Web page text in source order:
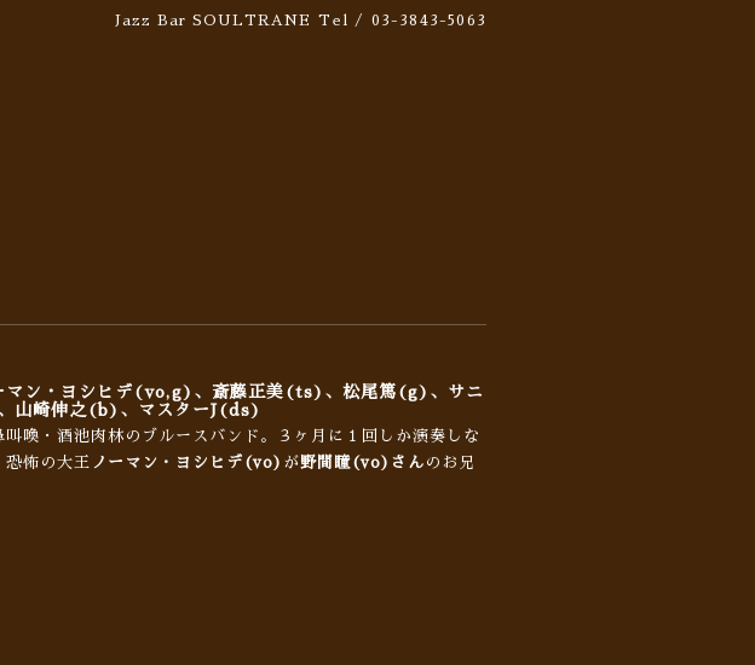
Jazz Bar SOULTRANE Tel / 03-3843-5063
ン・ヨシヒデ(vo,g)、斎藤正美(ts)、松尾篤(g)、サニ
山崎伸之(b)、マスターJ(ds)
喚・酒池肉林のブルースバンド。３ヶ月に１回しか演奏しな
怖の大王 ノーマン・ヨシヒデ(vo) が野間瞳(vo)さん のお兄